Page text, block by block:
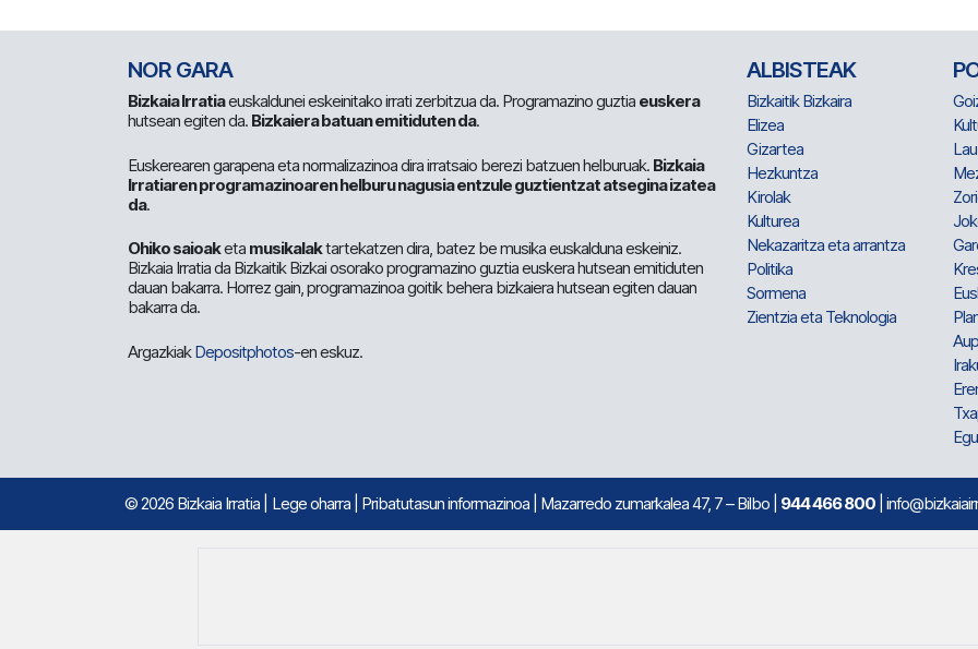
NOR GARA
Bizkaia Irratiaeuskaldunei eskeinitako irrati zerbitzua da. Programazino guztia euskera
hutsean egiten da. Bizkaiera batuan emitiduten da.
Euskerearen garapena eta normalizazinoa dira irratsaio berezi batzuen helburuak. Bizkaia
Irratiaren programazinoaren helburu nagusia entzule guztientzat atsegina izatea
da.
Ohiko saioaketa musikalaktartekatzen dira, batez be musika euskalduna eskeiniz.
Bizkaia Irratia da Bizkaitik Bizkai osorako programazino guztia euskera hutsean emitiduten
dauan bakarra. Horrez gain, programazinoa goitik behera bizkaiera hutsean egiten dauan
bakarra da.
ArgazkiakDepositphotos-en eskuz.
ALBISTEAK
Bizkaitik Bizkaira
Elizea
Gizartea
Hezkuntza
Kirolak
Kulturea
Nekazaritza eta arrantza
Politika
Sormena
Zientzia eta Teknologia
© 2026 Bizkaia Irratia Lege oharra Pribatutasun informazinoa | Mazarredo zumarkalea 47, 7 – Bilbo | 944 466 800 |